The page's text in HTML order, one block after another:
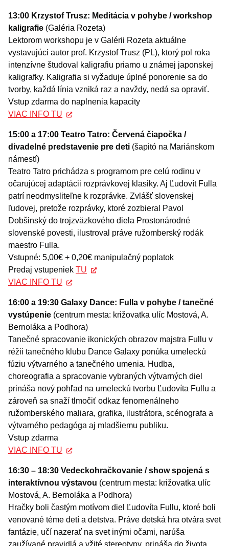
13:00 Krzystof Trusz: Meditácia v pohybe / workshop
kaligrafie (Galéria Rozeta)
Lektorom workshopu je v Galérii Rozeta aktuálne
vystavujúci autor prof. Krzystof Trusz (PL), ktorý pol roka
intenzívne študoval kaligrafiu priamo u známej japonskej
kaligrafky. Kaligrafia si vyžaduje úplné ponorenie sa do
tvorby, každá línia vzniká raz a navždy, nedá sa opraviť.
Vstup zdarma do naplnenia kapacity
VIAC INFO TU
15:00 a 17:00 Teatro Tatro: Červená čiapočka /
divadelné predstavenie pre deti (šapitó na Mariánskom
námestí)
Teatro Tatro prichádza s programom pre celú rodinu v
očarujúcej adaptácii rozprávkovej klasiky. Aj Ľudovít Fulla
patrí neodmysliteľne k rozprávke. Zvlášť slovenskej
ľudovej, pretože rozprávky, ktoré zozbieral Pavol
Dobšinský do trojzväzkového diela Prostonárodné
slovenské povesti, ilustroval práve ružomberský rodák
maestro Fulla.
Vstupné: 5,00€ + 0,20€ manipulačný poplatok
Predaj vstupeniek TU
VIAC INFO TU
16:00 a 19:30 Galaxy Dance: Fulla v pohybe / tanečné
vystúpenie (centrum mesta: križovatka ulíc Mostová, A.
Bernoláka a Podhora)
Tanečné spracovanie ikonických obrazov majstra Fullu v
réžii tanečného klubu Dance Galaxy ponúka umeleckú
fúziu výtvarného a tanečného umenia. Hudba,
choreografia a spracovanie vybraných výtvarných diel
prináša nový pohľad na umeleckú tvorbu Ľudovíta Fullu a
zároveň sa snaží tlmočiť odkaz fenomenálneho
ružomberského maliara, grafika, ilustrátora, scénografa a
výtvarného pedagóga aj mladšiemu publiku.
Vstup zdarma
VIAC INFO TU
16:30 – 18:30 Vedeckohračkovanie / show spojená s
interaktívnou výstavou (centrum mesta: križovatka ulíc
Mostová, A. Bernoláka a Podhora)
Hračky boli častým motívom diel Ľudovíta Fullu, ktoré boli
venované téme detí a detstva. Práve detská hra otvára svet
fantázie, učí nazerať na svet inými očami, narúša
zaužívané pravidlá a vžité stereotypy, prináša do života